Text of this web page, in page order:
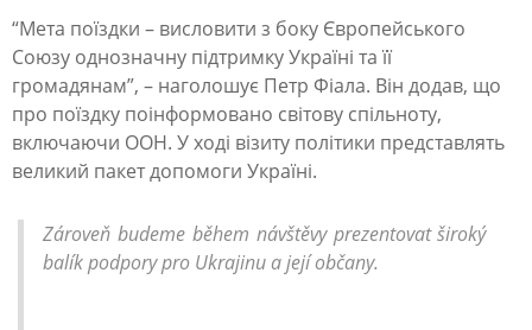
я
ч
и
с
ь
“Мета поїздки – висловити з боку Європейського
Союзу однозначну підтримку Україні та її
громадянам”, – наголошує Петр Фіала. Він додав, що
про поїздку поінформовано світову спільноту,
включаючи ООН. У ході візиту політики представлять
великий пакет допомоги Україні.
Zároveň budeme během návštěvy prezentovat široký
balík podpory pro Ukrajinu a její občany.